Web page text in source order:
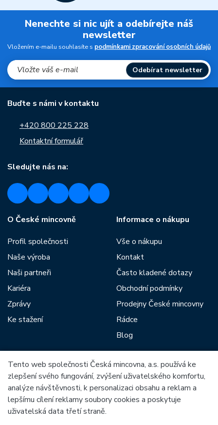
Nenechte si nic ujít a odebírejte náš
newsletter
Vložením e-mailu souhlasíte s podmínkami zpracování osobních údajů
Odebírat newsletter
Buďte s námi v kontaktu
+420 800 225 228
Kontaktní formulář
Sledujte nás na:
O České mincovně
Profil společnosti
Naše výroba
Naši partneři
Kariéra
Zprávy
Ke stažení
Informace o nákupu
Vše o nákupu
Kontakt
Často kladené dotazy
Obchodní podmínky
Prodejny České mincovny
Rádce
Blog
Mezi naše partnery patří:
Tento web společnosti Česká mincovna, a.s. používá ke
zlepšení svého fungování, zvýšení uživatelského komfortu,
analýze návštěvnosti, k personalizaci obsahu a reklam a
lepšímu cílení reklamy soubory cookies a poskytuje
uživatelská data třetí straně.